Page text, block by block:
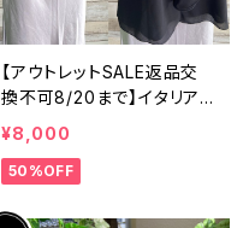
【アウトレットSALE返品交
換不可8/20まで】イタリア
製 CASADEILUCA ITALY
｜前フリル＆BIGフリルトッ
プス /ブラック
¥8,000
50%OFF